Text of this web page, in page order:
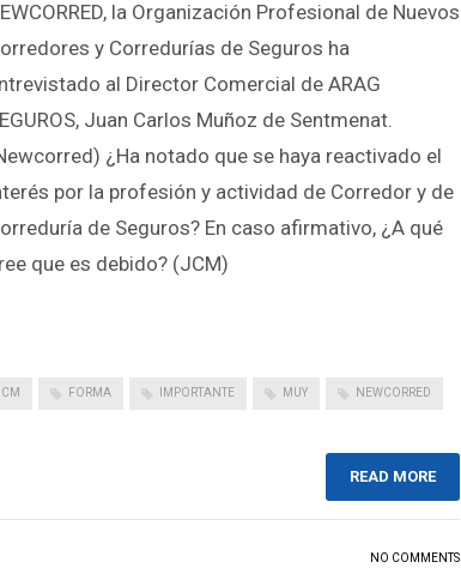
la Organización Profesional de Nuevos
y Corredurías de Seguros ha
al Director Comercial de ARAG
Juan Carlos Muñoz de Sentmenat.
¿Ha notado que se haya reactivado el
por la profesión y actividad de Corredor y de
de Seguros? En caso afirmativo, ¿A qué
que es debido? (JCM)
FORMA IMPORTANTE MUY NEWCORRED
READ MORE
NO COMMENTS